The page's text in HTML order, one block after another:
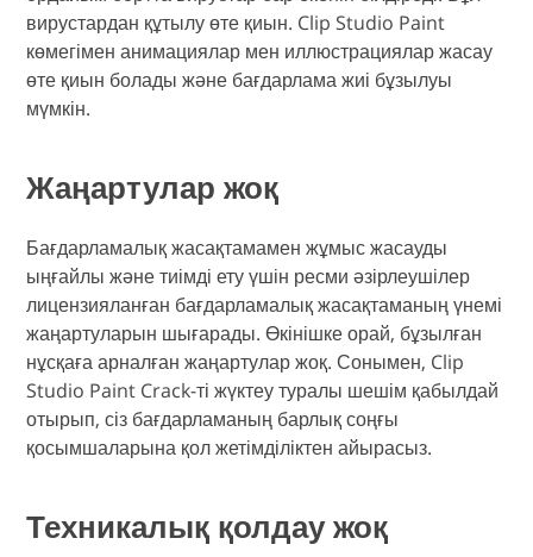
вирустардан құтылу өте қиын. Clip Studio Paint
көмегімен анимациялар мен иллюстрациялар жасау
өте қиын болады және бағдарлама жиі бұзылуы
мүмкін.
Жаңартулар жоқ
Бағдарламалық жасақтамамен жұмыс жасауды
ыңғайлы және тиімді ету үшін ресми әзірлеушілер
лицензияланған бағдарламалық жасақтаманың үнемі
жаңартуларын шығарады. Өкінішке орай, бұзылған
нұсқаға арналған жаңартулар жоқ. Сонымен, Clip
Studio Paint Crack-ті жүктеу туралы шешім қабылдай
отырып, сіз бағдарламаның барлық соңғы
қосымшаларына қол жетімділіктен айырасыз.
Техникалық қолдау жоқ